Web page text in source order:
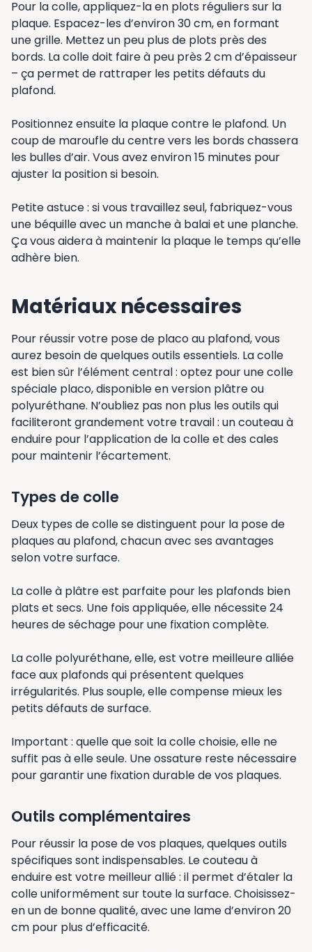
Pour la colle, appliquez-la en plots réguliers sur la
plaque. Espacez-les d’environ 30 cm, en formant
une grille. Mettez un peu plus de plots près des
bords. La colle doit faire à peu près 2 cm d’épaisseur
– ça permet de rattraper les petits défauts du
plafond.
Positionnez ensuite la plaque contre le plafond. Un
coup de maroufle du centre vers les bords chassera
les bulles d’air. Vous avez environ 15 minutes pour
ajuster la position si besoin.
Petite astuce : si vous travaillez seul, fabriquez-vous
une béquille avec un manche à balai et une planche.
Ça vous aidera à maintenir la plaque le temps qu’elle
adhère bien.
Matériaux nécessaires
Pour réussir votre pose de placo au plafond, vous
aurez besoin de quelques outils essentiels. La colle
est bien sûr l’élément central : optez pour une colle
spéciale placo, disponible en version plâtre ou
polyuréthane. N’oubliez pas non plus les outils qui
faciliteront grandement votre travail : un couteau à
enduire pour l’application de la colle et des cales
pour maintenir l’écartement.
Types de colle
Deux types de colle se distinguent pour la pose de
plaques au plafond, chacun avec ses avantages
selon votre surface.
La colle à plâtre est parfaite pour les plafonds bien
plats et secs. Une fois appliquée, elle nécessite 24
heures de séchage pour une fixation complète.
La colle polyuréthane, elle, est votre meilleure alliée
face aux plafonds qui présentent quelques
irrégularités. Plus souple, elle compense mieux les
petits défauts de surface.
Important : quelle que soit la colle choisie, elle ne
suffit pas à elle seule. Une ossature reste nécessaire
pour garantir une fixation durable de vos plaques.
Outils complémentaires
Pour réussir la pose de vos plaques, quelques outils
spécifiques sont indispensables. Le couteau à
enduire est votre meilleur allié : il permet d’étaler la
colle uniformément sur toute la surface. Choisissez-
en un de bonne qualité, avec une lame d’environ 20
cm pour plus d’efficacité.